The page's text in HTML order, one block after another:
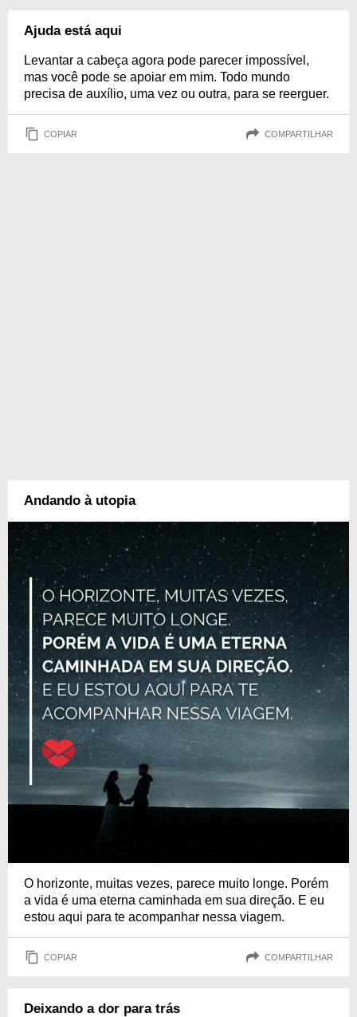
Ajuda está aqui
Levantar a cabeça agora pode parecer impossível,
mas você pode se apoiar em mim. Todo mundo
precisa de auxílio, uma vez ou outra, para se reerguer.
COPIAR COMPARTILHAR
Andando à utopia
O horizonte, muitas vezes, parece muito longe. Porém
a vida é uma eterna caminhada em sua direção. E eu
estou aqui para te acompanhar nessa viagem.
COPIAR COMPARTILHAR
Deixando a dor para trás